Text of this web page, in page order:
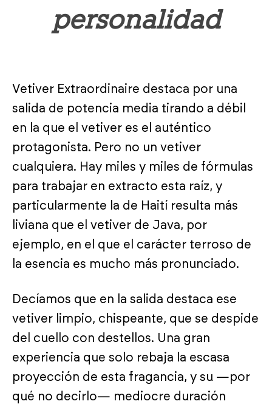
personalidad
Vetiver Extraordinaire destaca por una
salida de potencia media tirando a débil
en la que el vetiver es el auténtico
protagonista. Pero no un vetiver
cualquiera. Hay miles y miles de fórmulas
para trabajar en extracto esta raíz, y
particularmente la de Haití resulta más
liviana que el vetiver de Java, por
ejemplo, en el que el carácter terroso de
la esencia es mucho más pronunciado.
Decíamos que en la salida destaca ese
vetiver limpio, chispeante, que se despide
del cuello con destellos. Una gran
experiencia que solo rebaja la escasa
proyección de esta fragancia, y su —por
qué no decirlo— mediocre duración